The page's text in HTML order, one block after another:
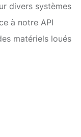
divers systèmes
à notre API
matériels loués